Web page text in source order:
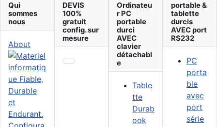
Qui
sommes
nous
About
DEVIS
100%
gratuit
config. sur
mesure
Ordinateu
r PC
portable
durci
AVEC
clavier
détachabl
e
Table
tte
Durab
ook
portable &
tablette
durcis
AVEC port
RS232
PC
porta
ble
avec
port
série